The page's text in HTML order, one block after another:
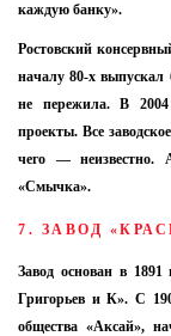
каждую банку».
Ростовский
началу 80-х
не пережила. В 2004
проекты. Все
чего — неизвестно.
«Смычка».
7. ЗАВОД
Завод основан в
Григорьев и К». С
общества «Аксай»,